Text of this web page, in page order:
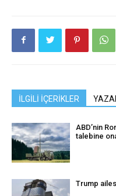
İLGİLİ İÇERİKLER
ABD’nin
talebine
Trump